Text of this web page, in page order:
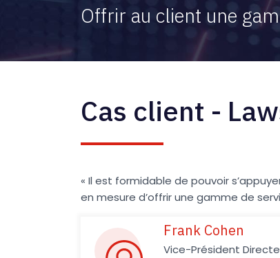
Offrir au client une
Cas client -
« Il est formidable de pouvoir
en mesure d’offrir une gamme de
Frank Cohen
Vice-Président